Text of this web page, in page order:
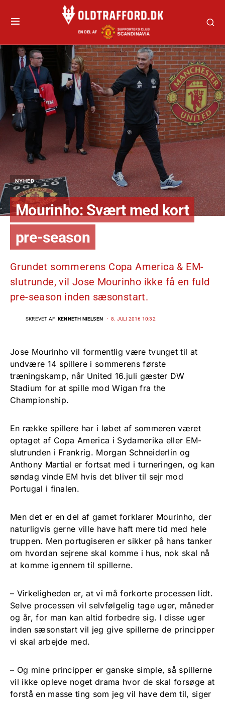
NYHED
Mourinho: Svært med kort
pre-season
Grundet sommerens Copa America & EM-
slutrunde, vil Jose Mourinho ikke få en fuld
pre-season inden sæsonstart.
SKREVET AF KENNETH NIELSEN 8. JULI 2016 10:32
Jose Mourinho vil formentlig være tvunget til at
undvære 14 spillere i sommerens første
træningskamp, når United 16.juli gæster DW
Stadium for at spille mod Wigan fra the
Championship.
En række spillere har i løbet af sommeren været
optaget af Copa America i Sydamerika eller EM-
slutrunden i Frankrig. Morgan Schneiderlin og
Anthony Martial er fortsat med i turneringen, og kan
søndag vinde EM hvis det bliver til sejr mod
Portugal i finalen.
Men det er en del af gamet forklarer Mourinho, der
naturligvis gerne ville have haft mere tid med hele
truppen. Men portugiseren er sikker på hans tanker
om hvordan sejrene skal komme i hus, nok skal nå
at komme igennem til spillerne.
– Virkeligheden er, at vi må forkorte processen lidt.
Selve processen vil selvfølgelig tage uger, måneder
og år, for man kan altid forbedre sig. I disse uger
inden sæsonstart vil jeg give spillerne de principper
vi skal arbejde med.
– Og mine principper er ganske simple, så spillerne
vil ikke opleve noget drama hvor de skal forsøge at
forstå en masse ting som jeg vil have dem til, siger